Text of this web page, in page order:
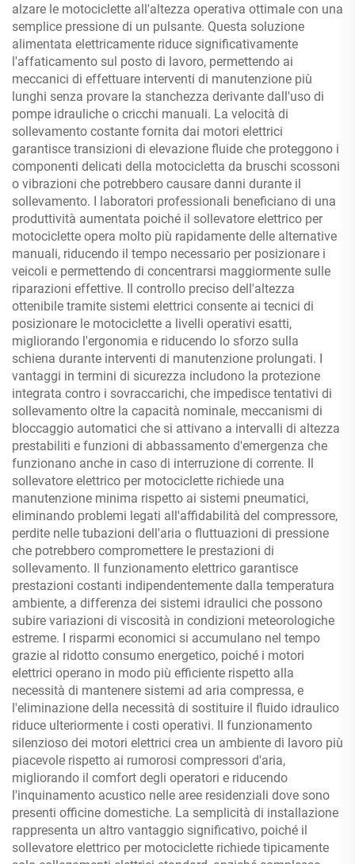
alzare le motociclette all'altezza operativa ottimale con una
semplice pressione di un pulsante. Questa soluzione
alimentata elettricamente riduce significativamente
l'affaticamento sul posto di lavoro, permettendo ai
meccanici di effettuare interventi di manutenzione più
lunghi senza provare la stanchezza derivante dall'uso di
pompe idrauliche o cricchi manuali. La velocità di
sollevamento costante fornita dai motori elettrici
garantisce transizioni di elevazione fluide che proteggono i
componenti delicati della motocicletta da bruschi scossoni
o vibrazioni che potrebbero causare danni durante il
sollevamento. I laboratori professionali beneficiano di una
produttività aumentata poiché il sollevatore elettrico per
motociclette opera molto più rapidamente delle alternative
manuali, riducendo il tempo necessario per posizionare i
veicoli e permettendo di concentrarsi maggiormente sulle
riparazioni effettive. Il controllo preciso dell'altezza
ottenibile tramite sistemi elettrici consente ai tecnici di
posizionare le motociclette a livelli operativi esatti,
migliorando l'ergonomia e riducendo lo sforzo sulla
schiena durante interventi di manutenzione prolungati. I
vantaggi in termini di sicurezza includono la protezione
integrata contro i sovraccarichi, che impedisce tentativi di
sollevamento oltre la capacità nominale, meccanismi di
bloccaggio automatici che si attivano a intervalli di altezza
prestabiliti e funzioni di abbassamento d'emergenza che
funzionano anche in caso di interruzione di corrente. Il
sollevatore elettrico per motociclette richiede una
manutenzione minima rispetto ai sistemi pneumatici,
eliminando problemi legati all'affidabilità del compressore,
perdite nelle tubazioni dell'aria o fluttuazioni di pressione
che potrebbero compromettere le prestazioni di
sollevamento. Il funzionamento elettrico garantisce
prestazioni costanti indipendentemente dalla temperatura
ambiente, a differenza dei sistemi idraulici che possono
subire variazioni di viscosità in condizioni meteorologiche
estreme. I risparmi economici si accumulano nel tempo
grazie al ridotto consumo energetico, poiché i motori
elettrici operano in modo più efficiente rispetto alla
necessità di mantenere sistemi ad aria compressa, e
l'eliminazione della necessità di sostituire il fluido idraulico
riduce ulteriormente i costi operativi. Il funzionamento
silenzioso dei motori elettrici crea un ambiente di lavoro più
piacevole rispetto ai rumorosi compressori d'aria,
migliorando il comfort degli operatori e riducendo
l'inquinamento acustico nelle aree residenziali dove sono
presenti officine domestiche. La semplicità di installazione
rappresenta un altro vantaggio significativo, poiché il
sollevatore elettrico per motociclette richiede tipicamente